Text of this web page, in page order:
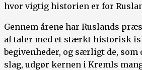
hvor vigtig historien er for
Gennem årene har Ruslands
af taler med et stærkt historisk
begivenheder, og særligt de,
slag, udgør kernen i Kremls